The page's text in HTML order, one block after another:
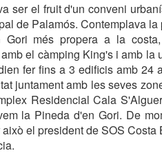
ser el fruit d'un conveni
de Palamós. Contemplava la
més propera a la
el càmping King's i amb la
fer fins a 3 edificis amb 24
juntament amb les seves
Residencial Cala
la Pineda d'en Gori. De
el president de SOS Costa